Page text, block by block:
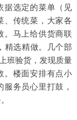
据选定的菜单（见
、传统菜，大家各
。马上给供货商联
精选精做。几个部
班验货，发现质量
。楼面安排有点小
务员心里打鼓，